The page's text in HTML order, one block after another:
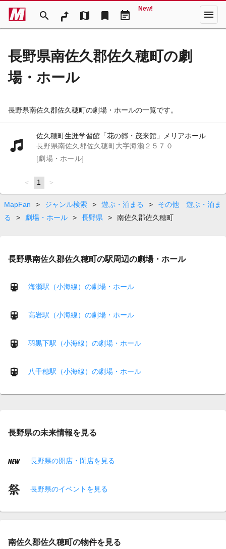
search map bookmark event_note
New! menu
長野県南佐久郡佐久穂町の劇
場・ホール
長野県南佐久郡佐久穂町の劇場・ホールの一覧です。
佐久穂町生涯学習館「花の郷・茂来館」メリアホール
長野県南佐久郡佐久穂町大字海瀬２５７０
[劇場・ホール]
page
You're
on
page
1 page
MapFan > ジャンル検索 > 遊ぶ・泊まる >
その他 遊ぶ・泊ま
る
> 劇場・ホール > 長野県 > 南佐久郡佐久穂町
長野県南佐久郡佐久穂町の駅周辺の劇場・ホール
海瀬駅（小海線）の劇場・ホール
高岩駅（小海線）の劇場・ホール
羽黒下駅（小海線）の劇場・ホール
八千穂駅（小海線）の劇場・ホール
長野県の未来情報を見る
長野県の開店・閉店を見る
長野県のイベントを見る
南佐久郡佐久穂町の物件を見る